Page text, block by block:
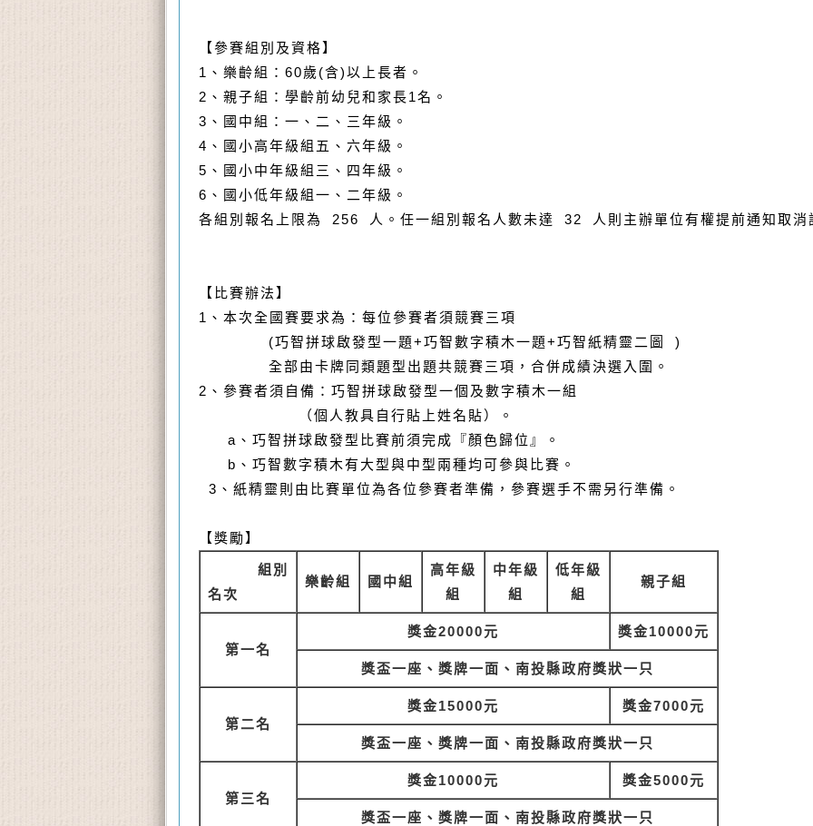
【參賽組別及資格】
1 、樂齡組：60歲(含)以上長者。
2、親子組：學齡前幼兒和家長1名。
3、國中組：一、二、三年級。
4、國小高年級組五、六年級。
5、國小中年級組三、四年級。
6、國小低年級組一、二年級。
各組別報名上限為 256 人。任一組別報名人數未達 32 人則主辦單位有權提前通知取消
【比賽辦法】
1 、本次全國賽要求為：每位參賽者須競賽三項
(巧智拼球啟發型一題+巧智數字積木一題+巧智紙精靈二圖 )
全部由卡牌同類題型出題共競賽三項，合併成績決選入圍。
2 、參賽者須自備：巧智拼球啟發型一個及數字積木一組
（個人教具自行貼上姓名貼）。
a 、巧智拼球啟發型比賽前須完成『顏色歸位』。
b 、巧智數字積木有大型與中型兩種均可參與比賽。
3 、紙精靈則由比賽單位為各位參賽者準備，參賽選手不需另行準備。
【獎勵】
組別
名次
樂齡組 國中組
高年級
組
中年級
組
低年級
組
親子組
第一名
獎金20000元 獎金10000元
獎盃一座、獎牌一面、南投縣政府獎狀一只
第二名
獎金15000元 獎金7000元
獎盃一座、獎牌一面、南投縣政府獎狀一只
第三名
獎金10000元 獎金5000元
獎盃一座、獎牌一面、南投縣政府獎狀一只